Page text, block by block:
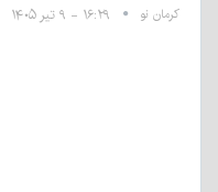
کرمان نو ۱۶:۲۹ - ۹ تیر ۱۴۰۵